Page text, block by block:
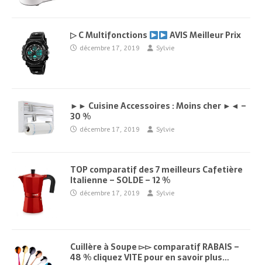
▷ C Multifonctions AVIS Meilleur Prix
décembre 17, 2019 Sylvie
►► Cuisine Accessoires : Moins cher ►◄ –
30 %
décembre 17, 2019 Sylvie
TOP comparatif des 7 meilleurs Cafetière
Italienne – SOLDE – 12 %
décembre 17, 2019 Sylvie
Cuillère à Soupe ▻▻ comparatif RABAIS –
48 % cliquez VITE pour en savoir plus…